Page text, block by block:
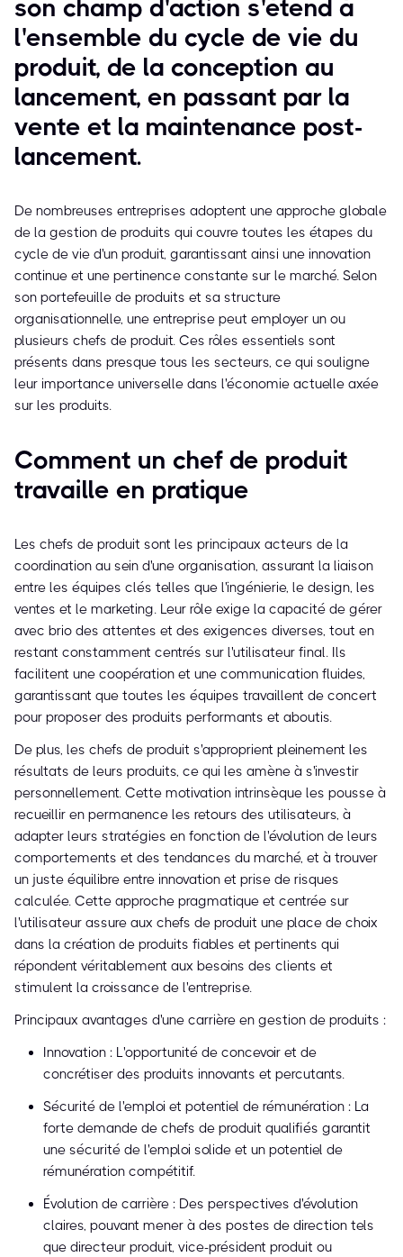
son champ d'action s'étend à
l'ensemble du cycle de vie du
produit, de la conception au
lancement, en passant par la
vente et la maintenance post-
lancement.
De nombreuses entreprises adoptent une approche globale
de la gestion de produits qui couvre toutes les étapes du
cycle de vie d'un produit, garantissant ainsi une innovation
continue et une pertinence constante sur le marché. Selon
son portefeuille de produits et sa structure
organisationnelle, une entreprise peut employer un ou
plusieurs chefs de produit. Ces rôles essentiels sont
présents dans presque tous les secteurs, ce qui souligne
leur importance universelle dans l'économie actuelle axée
sur les produits.
Comment un chef de produit
travaille en pratique
Les chefs de produit sont les principaux acteurs de la
coordination au sein d'une organisation, assurant la liaison
entre les équipes clés telles que l'ingénierie, le design, les
ventes et le marketing. Leur rôle exige la capacité de gérer
avec brio des attentes et des exigences diverses, tout en
restant constamment centrés sur l'utilisateur final. Ils
facilitent une coopération et une communication fluides,
garantissant que toutes les équipes travaillent de concert
pour proposer des produits performants et aboutis.
De plus, les chefs de produit s'approprient pleinement les
résultats de leurs produits, ce qui les amène à s'investir
personnellement. Cette motivation intrinsèque les pousse à
recueillir en permanence les retours des utilisateurs, à
adapter leurs stratégies en fonction de l'évolution de leurs
comportements et des tendances du marché, et à trouver
un juste équilibre entre innovation et prise de risques
calculée. Cette approche pragmatique et centrée sur
l'utilisateur assure aux chefs de produit une place de choix
dans la création de produits fiables et pertinents qui
répondent véritablement aux besoins des clients et
stimulent la croissance de l'entreprise.
Principaux avantages d'une carrière en gestion de produits :
Innovation : L'opportunité de concevoir et de
concrétiser des produits innovants et percutants.
Sécurité de l'emploi et potentiel de rémunération : La
forte demande de chefs de produit qualifiés garantit
une sécurité de l'emploi solide et un potentiel de
rémunération compétitif.
Évolution de carrière : Des perspectives d'évolution
claires, pouvant mener à des postes de direction tels
que directeur produit, vice-président produit ou